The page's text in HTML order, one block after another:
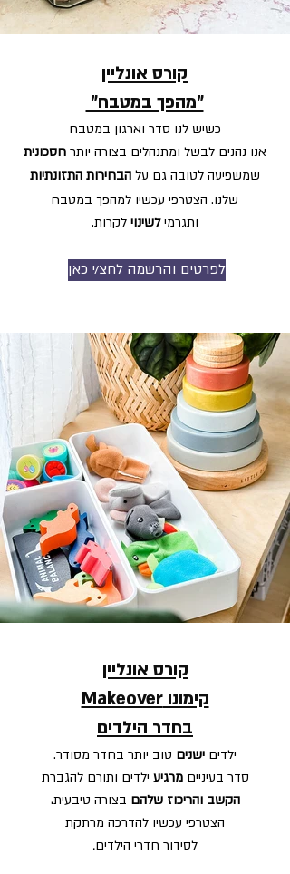
קורס אונליין
"מהפך במטבח"
כשיש לנו סדר וארגון במטבח
אנו נהנים לבשל ומתנהלים בצורה יותר חסכונית
שמשפיעה לטובה גם עלהבחירות התזונתיות
שלנו. הצטרפי עכשיו למהפך במטבח
ותגרמילשינוילקרות.
לפרטים והרשמה לחצ/י כאן
קורס אונליין
קימונו Makeover
בחדר הילדים
ילדים ישנים טוב יותר בחדר מסודר.
סדר בעינייםמרגיע ילדים ותורם להגברת
הקשב והריכוז שלהם בצורה טיבעית.
הצטרפי עכשיו להדרכה מרתקת
לסידור חדרי הילדים.